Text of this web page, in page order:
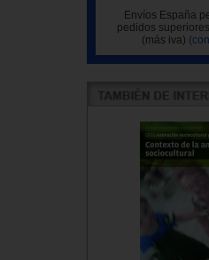
Envíos España
pedidos
(más iva)